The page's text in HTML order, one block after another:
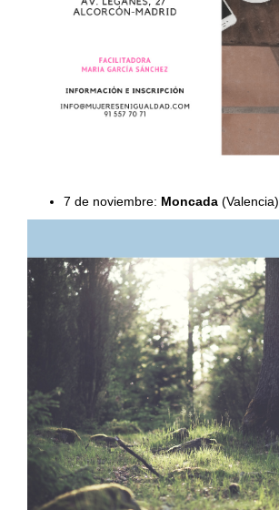
7 de noviembre: Moncada (Valencia)